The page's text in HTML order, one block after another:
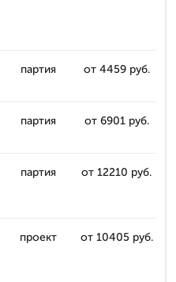
партия от 4459 руб.
партия от 6901 руб.
партия от 12210 руб.
проект от 10405 руб.